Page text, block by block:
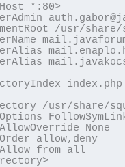
*:80>
/usr/share/
/usr/share/
None
allow,deny
from all